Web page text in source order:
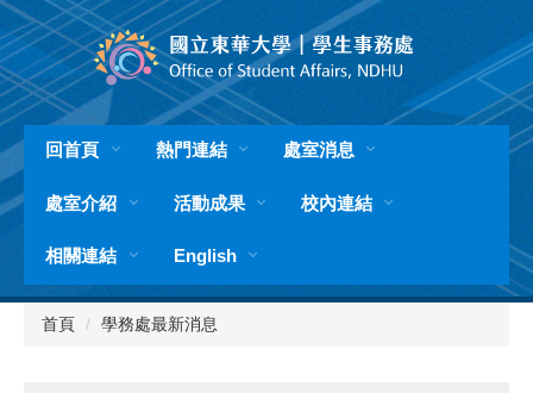
跳
到
主
要
內
容
區
回首頁 熱門連結 處室消息
處室介紹 活動成果 校內連結
相關連結 English
首頁 學務處最新消息